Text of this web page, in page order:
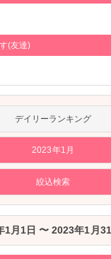
(友達)
デイリーランキング
2023年1月
絞込検索
1月1日 〜 2023年1月